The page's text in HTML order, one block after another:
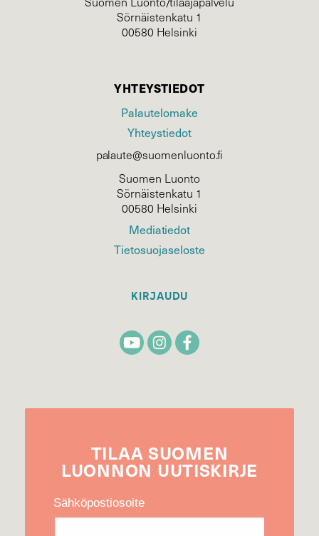
Sörnäistenkatu 1
00580 Helsinki
YHTEYSTIEDOT
Palautelomake
Yhteystiedot
palaute@suomenluonto.fi
Suomen Luonto
Sörnäistenkatu 1
00580 Helsinki
Mediatiedot
Tietosuojaseloste
KIRJAUDU
TILAA SUOMEN
LUONNON UUTIS­KIRJE
Sähköpostiosoite